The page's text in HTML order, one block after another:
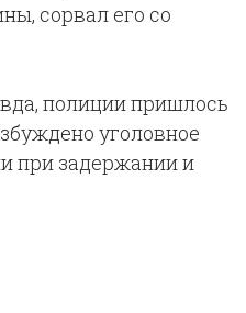
сорвал его со
полиции пришлось
уголовное
при задержании и